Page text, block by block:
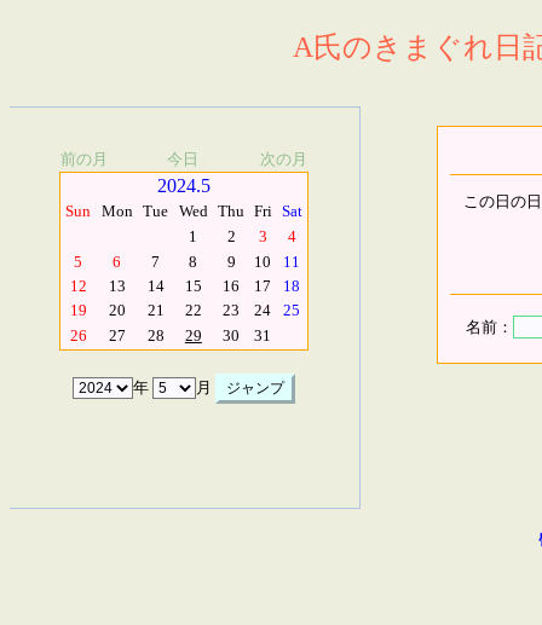
A氏のきまぐれ日
前の月 今日 次の月
2024.5
Sun Mon Tue Wed Thu Fri Sat
1
2 3
4
5
6 7 8 9 10
11
12
13 14 15 16 17
18
19
20 21 22 23 24
25
26
27 28 29 30 31
年 月
この日の
名前：